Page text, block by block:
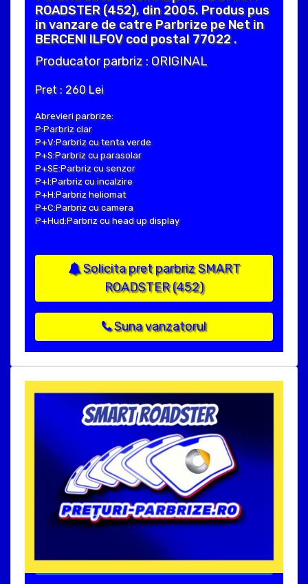
ROADSTER (452), din 2005. Produs pus
in vanzare de catre Parbrize pe Net in
BERCENI ILFOV cod postal 77022 .
Producator parbriz : ORIGINAL
Pret : 260 Lei
Abrevieri parbrize:
P:Parbriz clar
P+V:Parbriz cu tenta verde
P+S:Parbriz cu parasolar
P+SE:Parbriz cu senzor
P+I:Parbriz cu incalzire
P+H:Parbriz heliomat
P+C:Parbriz cu camera
P+Hud:Parbriz cu head up display
Solicita pret parbriz SMART
ROADSTER (452)
Suna vanzatorul